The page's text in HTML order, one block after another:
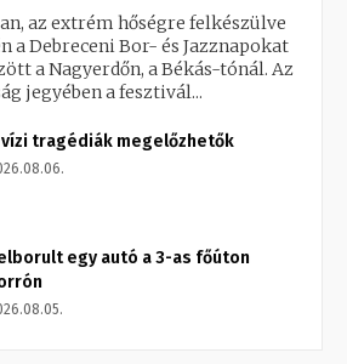
az extrém hőségre felkészülve
a Debreceni Bor- és Jazznapokat
a Nagyerdőn, a Békás-tónál. Az
jegyében a fesztivál...
vízi tragédiák megelőzhetők
egy autó a 3-as főúton